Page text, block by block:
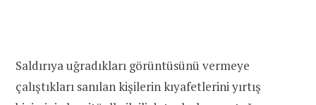
Saldırıya uğradıkları görüntüsünü vermeye
çalıştıkları sanılan kişilerin kıyafetlerini yırtış